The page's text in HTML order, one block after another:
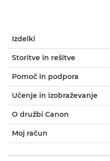
Izdelki
Storitve in rešitve
Pomoč in podpora
Učenje in izobraževanje
O družbi Canon
Moj račun